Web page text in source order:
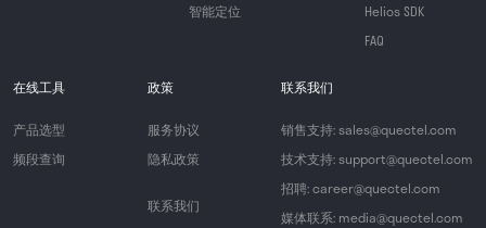
智能定位
Helios SDK
FAQ
在线工具
产品选型
频段查询
政策
服务协议
隐私政策
联系我们
联系我们
销售支持: sales@quectel.com
技术支持: support@quectel.com
招聘: career@quectel.com
媒体联系: media@quectel.com